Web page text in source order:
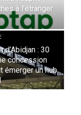
à l’étranger
d’Abidjan : 30
concession
émerger un hub